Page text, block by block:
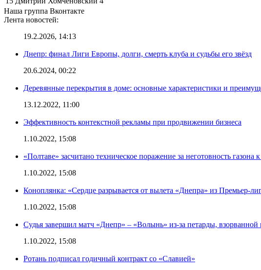
Наша группа Вконтакте
Лента новостей:
19.2.2026, 14:13
Днепр: финал Лиги Европы, долги, смерть клуба и судьбы его звёзд
20.6.2024, 00:22
Деревянные перекрытия в доме: основные характеристики и
13.12.2022, 11:00
Эффективность контекстной рекламы при продвижении бизнеса
1.10.2022, 15:08
«Полтаве» засчитано техническое поражение за неготовность
1.10.2022, 15:08
Коноплянка: «Сердце разрывается от вылета «Днепра» из Премьер-
1.10.2022, 15:08
Судья завершил матч «Днепр» – «Волынь» из-за петарды, взорванной
1.10.2022, 15:08
Ротань подписал годичный контракт со «Славией»